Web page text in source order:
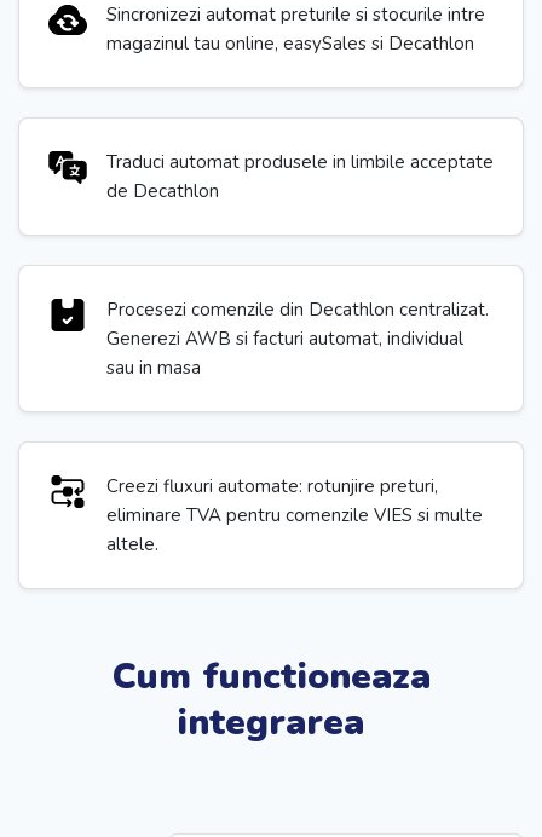
Sincronizezi automat preturile si stocurile intre
magazinul tau online, easySales si Decathlon
Traduci automat produsele in limbile acceptate
de Decathlon
Procesezi comenzile din Decathlon centralizat.
Generezi AWB si facturi automat, individual
sau in masa
Creezi fluxuri automate: rotunjire preturi,
eliminare TVA pentru comenzile VIES si multe
altele.
Cum functioneaza
integrarea